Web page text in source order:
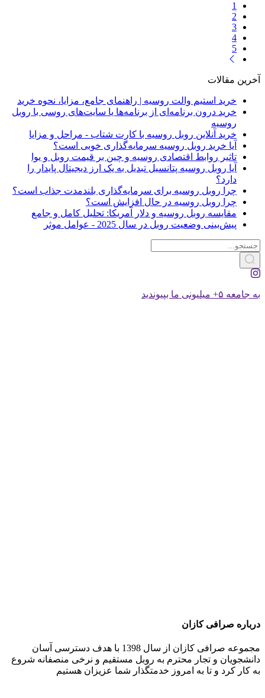
1
2
3
4
5
آخرین مقالات
خرید استیم والت روسیه | راهنمای جامع، مزایا، نحوه خرید
خرید درون برنامه‌ای از برنامه‌ها یا سایت‌های روسی با روبل
روسیه
خرید آنلاین روبل روسیه با کارت شتاب - مراحل و مزایا
آیا خرید روبل روسیه سرمایه‌گذاری خوبی است؟
تاثیر روابط اقتصادی روسیه و چین بر قیمت روبل و یوا
آیا روبل روسیه پتانسیل تبدیل به یک ارز دیجیتال پایدار را
دارد؟
چرا روبل روسیه برای سرمایه‌گذاری بلندمدت جذاب است؟
چرا روبل روسیه در حال افزایش است؟
مقایسه روبل روسیه و دلار آمریکا: تحلیل کامل و جامع
پیش‌بینی وضعیت روبل در سال 2025 - عوامل موثر
به جامعه ۵+ میلیونی ما بپیوندید
درباره صرافی کازان
مجموعه صرافی کازان از سال 1398 با هدف دسترسی آسان
دانشجویان و تجار محترم به روبل مستقیم و نرخی منصفانه شروع
به کار کرد و تا به امروز خدمتگذار شما عزیزان هستیم